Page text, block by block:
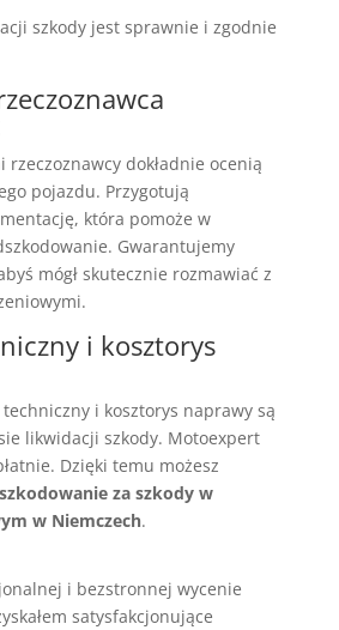
szkody jest sprawnie i zgodnie
rzeczoznawcy dokładnie ocenią
pojazdu. Przygotują
która pomoże w
Gwarantujemy
mógł skutecznie rozmawiać z
i kosztorys
i kosztorys naprawy są
likwidacji szkody. Motoexpert
Dzięki temu możesz
za szkody w
w Niemczech.
i bezstronnej wycenie
satysfakcjonujące